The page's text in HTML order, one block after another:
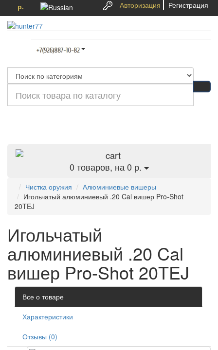
р. Авторизация Регистрация
0 товаров, на 0 р.
Чистка оружия
Алюминиевые вишеры
Игольчатый алюминиевый .20 Cal вишер Pro-Shot
20TEJ
Игольчатый
алюминиевый .20 Cal
вишер Pro-Shot 20TEJ
Все о товаре
Характеристики
Отзывы (0)